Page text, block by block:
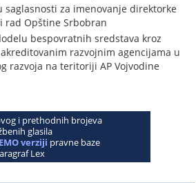
saglasnosti za imenovanje direktorke
rad Opštine Srbobran
bespovratnih sredstava kroz
razvojnim agencijama u
razvoja na teritoriji AP Vojvodine
i prethodnih brojeva
glasila
verziji pravne baze
Lex